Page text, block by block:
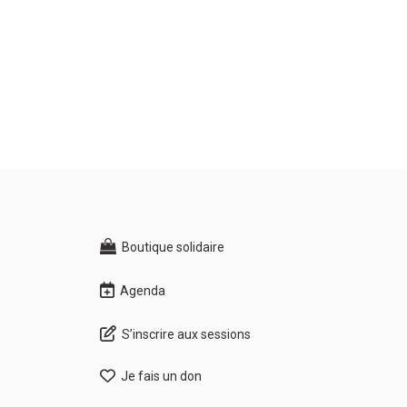
Boutique solidaire
Agenda
S’inscrire aux sessions
Je fais un don